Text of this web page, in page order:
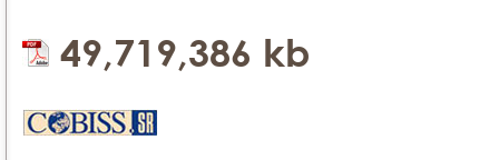
49,719,386 kb